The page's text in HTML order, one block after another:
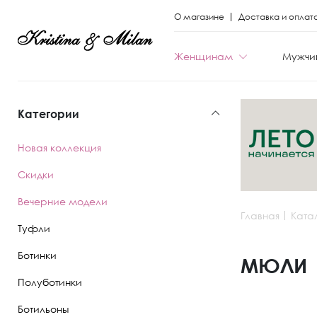
О магазине Доставка и
Женщинам
Новая
Новая
Категории
Новая коллекция
Скидки
Вечерние модели
Туфли
Ботинки
Полуботинки
Ботильоны
Главная
МЮЛИ